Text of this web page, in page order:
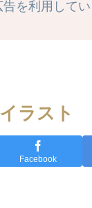
を利用してい
ラスト
Facebook